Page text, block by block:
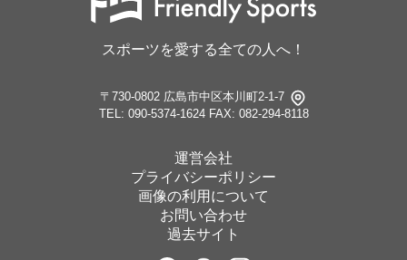
スポーツを愛する全ての人へ！
〒730-0802 広島市中区本川町2-1-7
TEL: 090-5374-1624 FAX: 082-294-8118
運営会社
プライバシーポリシー
画像の利用について
お問い合わせ
過去サイト